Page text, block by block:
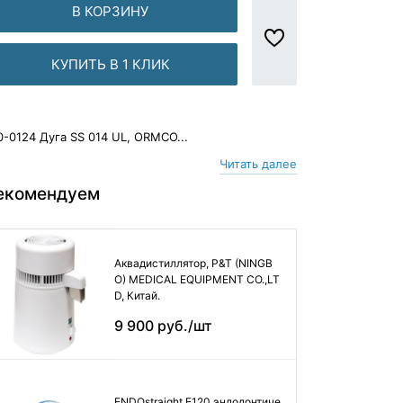
В КОРЗИНУ
КУПИТЬ В 1 КЛИК
0124 Дуга SS 014 UL, ORMCO...
Читать далее
Аквадистиллятор, P&T (NINGB
O) MEDICAL EQUIPMENT CO.,LT
D, Китай.
9 900 руб./шт